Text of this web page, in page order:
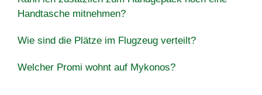
Handtasche mitnehmen?
Wie sind die Plätze im Flugzeug verteilt?
Welcher Promi wohnt auf Mykonos?